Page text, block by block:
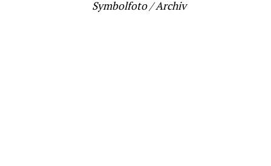
Symbolfoto / Archiv